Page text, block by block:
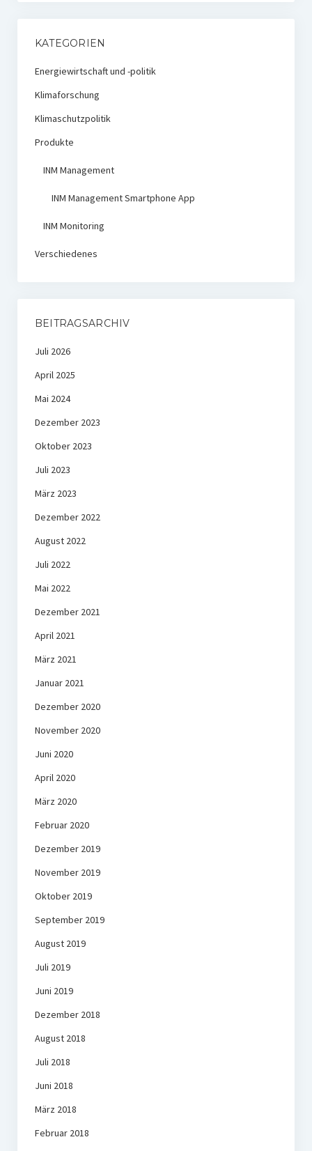
KATEGORIEN
Energiewirtschaft und -politik
Klimaforschung
Klimaschutzpolitik
Produkte
INM Management
INM Management Smartphone App
INM Monitoring
Verschiedenes
BEITRAGSARCHIV
Juli 2026
April 2025
Mai 2024
Dezember 2023
Oktober 2023
Juli 2023
März 2023
Dezember 2022
August 2022
Juli 2022
Mai 2022
Dezember 2021
April 2021
März 2021
Januar 2021
Dezember 2020
November 2020
Juni 2020
April 2020
März 2020
Februar 2020
Dezember 2019
November 2019
Oktober 2019
September 2019
August 2019
Juli 2019
Juni 2019
Dezember 2018
August 2018
Juli 2018
Juni 2018
März 2018
Februar 2018